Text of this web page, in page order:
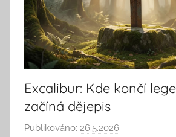
Excalibur: Kde končí
začíná dějepis
Publikováno: 26.5.2026